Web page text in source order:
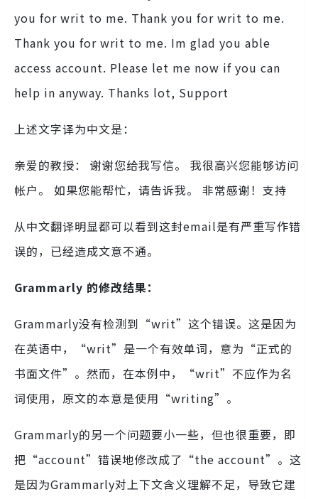
you for writ to me. Thank you for writ to me.
Thank you for writ to me. Im glad you able
access account. Please let me now if you can
help in anyway. Thanks lot, Support
上述文字译为中文是：
亲爱的教授： 谢谢您给我写信。 我很高兴您能够访问
帐户。 如果您能帮忙，请告诉我。 非常感谢！支持
从中文翻译明显都可以看到这封email是有严重写作错
误的，已经造成文意不通。
Grammarly 的修改结果：
Grammarly没有检测到“writ”这个错误。这是因为
在英语中，“writ”是一个有效单词，意为“正式的
书面文件”。然而，在本例中，“writ”不应作为名
词使用，原文的本意是使用“writing”。
Grammarly的另一个问题要小一些，但也很重要，即
把“account”错误地修改成了“the account”。这
是因为Grammarly对上下文含义理解不足，导致它建